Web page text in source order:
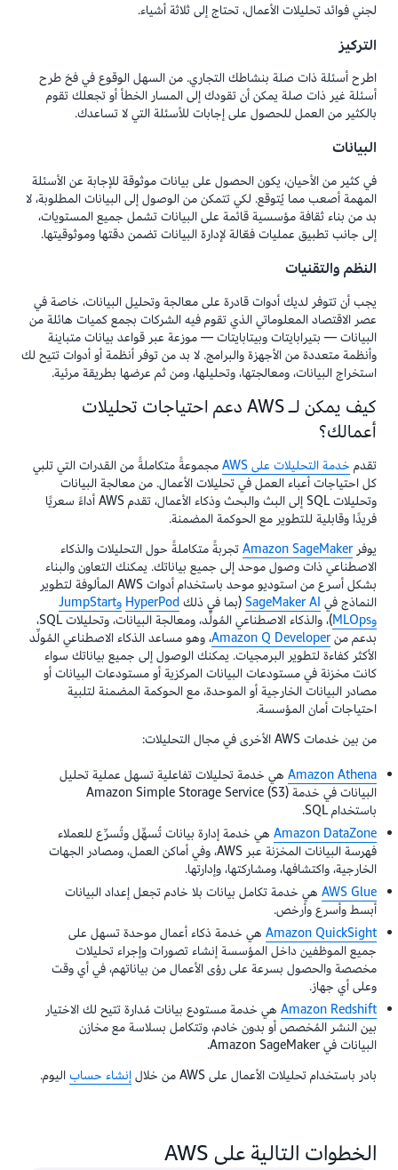
لجني فوائد تحليلات الأعمال، تحتاج إلى ثلاثة أشياء.
التركيز
اطرح أسئلة ذات صلة بنشاطك التجاري. من السهل الوقوع في فخ طرح
أسئلة غير ذات صلة يمكن أن تقودك إلى المسار الخطأ أو تجعلك تقوم
بالكثير من العمل للحصول على إجابات للأسئلة التي لا تساعدك.
البيانات
في كثير من الأحيان، يكون الحصول على بيانات موثوقة للإجابة عن الأسئلة
المهمة أصعب مما يُتوقع. لكي تتمكن من الوصول إلى البيانات المطلوبة، لا
بد من بناء ثقافة مؤسسية قائمة على البيانات تشمل جميع المستويات،
إلى جانب تطبيق عمليات فعّالة لإدارة البيانات تضمن دقتها وموثوقيتها.
النظم والتقنيات
يجب أن تتوفر لديك أدوات قادرة على معالجة وتحليل البيانات، خاصة في
عصر الاقتصاد المعلوماتي الذي تقوم فيه الشركات بجمع كميات هائلة من
البيانات — بتيرابايتات وبيتابايتات — موزعة عبر قواعد بيانات متباينة
وأنظمة متعددة من الأجهزة والبرامج. لا بد من توفر أنظمة أو أدوات تتيح لك
استخراج البيانات، ومعالجتها، وتحليلها، ومن ثم عرضها بطريقة مرئية.
كيف يمكن لـ AWS دعم احتياجات تحليلات
أعمالك؟
تقدم خدمة التحليلات على AWS
مجموعةً متكاملةً من القدرات التي تلبي
كل احتياجات أعباء العمل في تحليلات الأعمال. من معالجة البيانات
وتحليلات SQL إلى البث والبحث وذكاء الأعمال، تقدم AWS أداءً سعريًا
فريدًا وقابلية للتطوير مع الحوكمة المضمنة.
يوفرAmazon SageMakerتجربةً متكاملةً حول التحليلات والذكاء
الاصطناعي ذات وصول موحد إلى جميع بياناتك. يمكنك التعاون والبناء
بشكل أسرع من استوديو موحد باستخدام أدوات AWS المألوفة لتطوير
النماذج في SageMaker AI(بما في ذلكHyperPod وJumpStart
وMLOps
)، والذكاء الاصطناعي المُولِّد، ومعالجة البيانات، وتحليلات SQL،
بدعم منAmazon Q Developer، وهو مساعد الذكاء الاصطناعي المُولِّد
الأكثر كفاءة لتطوير البرمجيات. يمكنك الوصول إلى جميع بياناتك سواء
كانت مخزنة في مستودعات البيانات المركزية أو مستودعات البيانات أو
مصادر البيانات الخارجية أو الموحدة، مع الحوكمة المضمنة لتلبية
احتياجات أمان المؤسسة.
من بين خدمات AWS الأخرى في مجال التحليلات:
Amazon Athena هي خدمة تحليلات تفاعلية تسهل عملية تحليل
البيانات في خدمة Amazon Simple Storage Service (S3)
باستخدام SQL.
Amazon DataZone هي خدمة إدارة بيانات تُسهِّل وتُسرِّع للعملاء
فهرسة البيانات المخزنة عبر AWS، وفي أماكن العمل، ومصادر الجهات
الخارجية، واكتشافها، ومشاركتها، وإدارتها.
AWS Glue هي خدمة تكامل بيانات بلا خادم تجعل إعداد البيانات
أبسط وأسرع وأرخص.
Amazon QuickSight هي خدمة ذكاء أعمال موحدة تسهل على
جميع الموظفين داخل المؤسسة إنشاء تصورات وإجراء تحليلات
مخصصة والحصول بسرعة على رؤى الأعمال من بياناتهم، في أي وقت
وعلى أي جهاز.
Amazon Redshift هي خدمة مستودع بيانات مُدارة تتيح لك الاختيار
بين النشر المُخصص أو بدون خادم، وتتكامل بسلاسة مع مخازن
البيانات في Amazon SageMaker.
بادر باستخدام تحليلات الأعمال على AWS من خلال
إنشاء حساباليوم.
الخطوات التالية على AWS